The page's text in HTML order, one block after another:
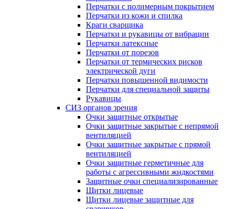
Перчатки с полимерным покрытием
Перчатки из кожи и спилка
Краги сварщика
Перчатки и рукавицы от вибрации
Перчатки латексные
Перчатки от порезов
Перчатки от термических рисков
электрической дуги
Перчатки повышенной видимости
Перчатки для специальной защиты
Рукавицы
СИЗ органов зрения
Очки защитные открытые
Очки защитные закрытые с непрямой
вентиляцией
Очки защитные закрытые с прямой
вентиляцией
Очки защитные герметичные для
работы с агрессивными жидкостями
Защитные очки специализированные
Щитки лицевые
Щитки лицевые защитные для